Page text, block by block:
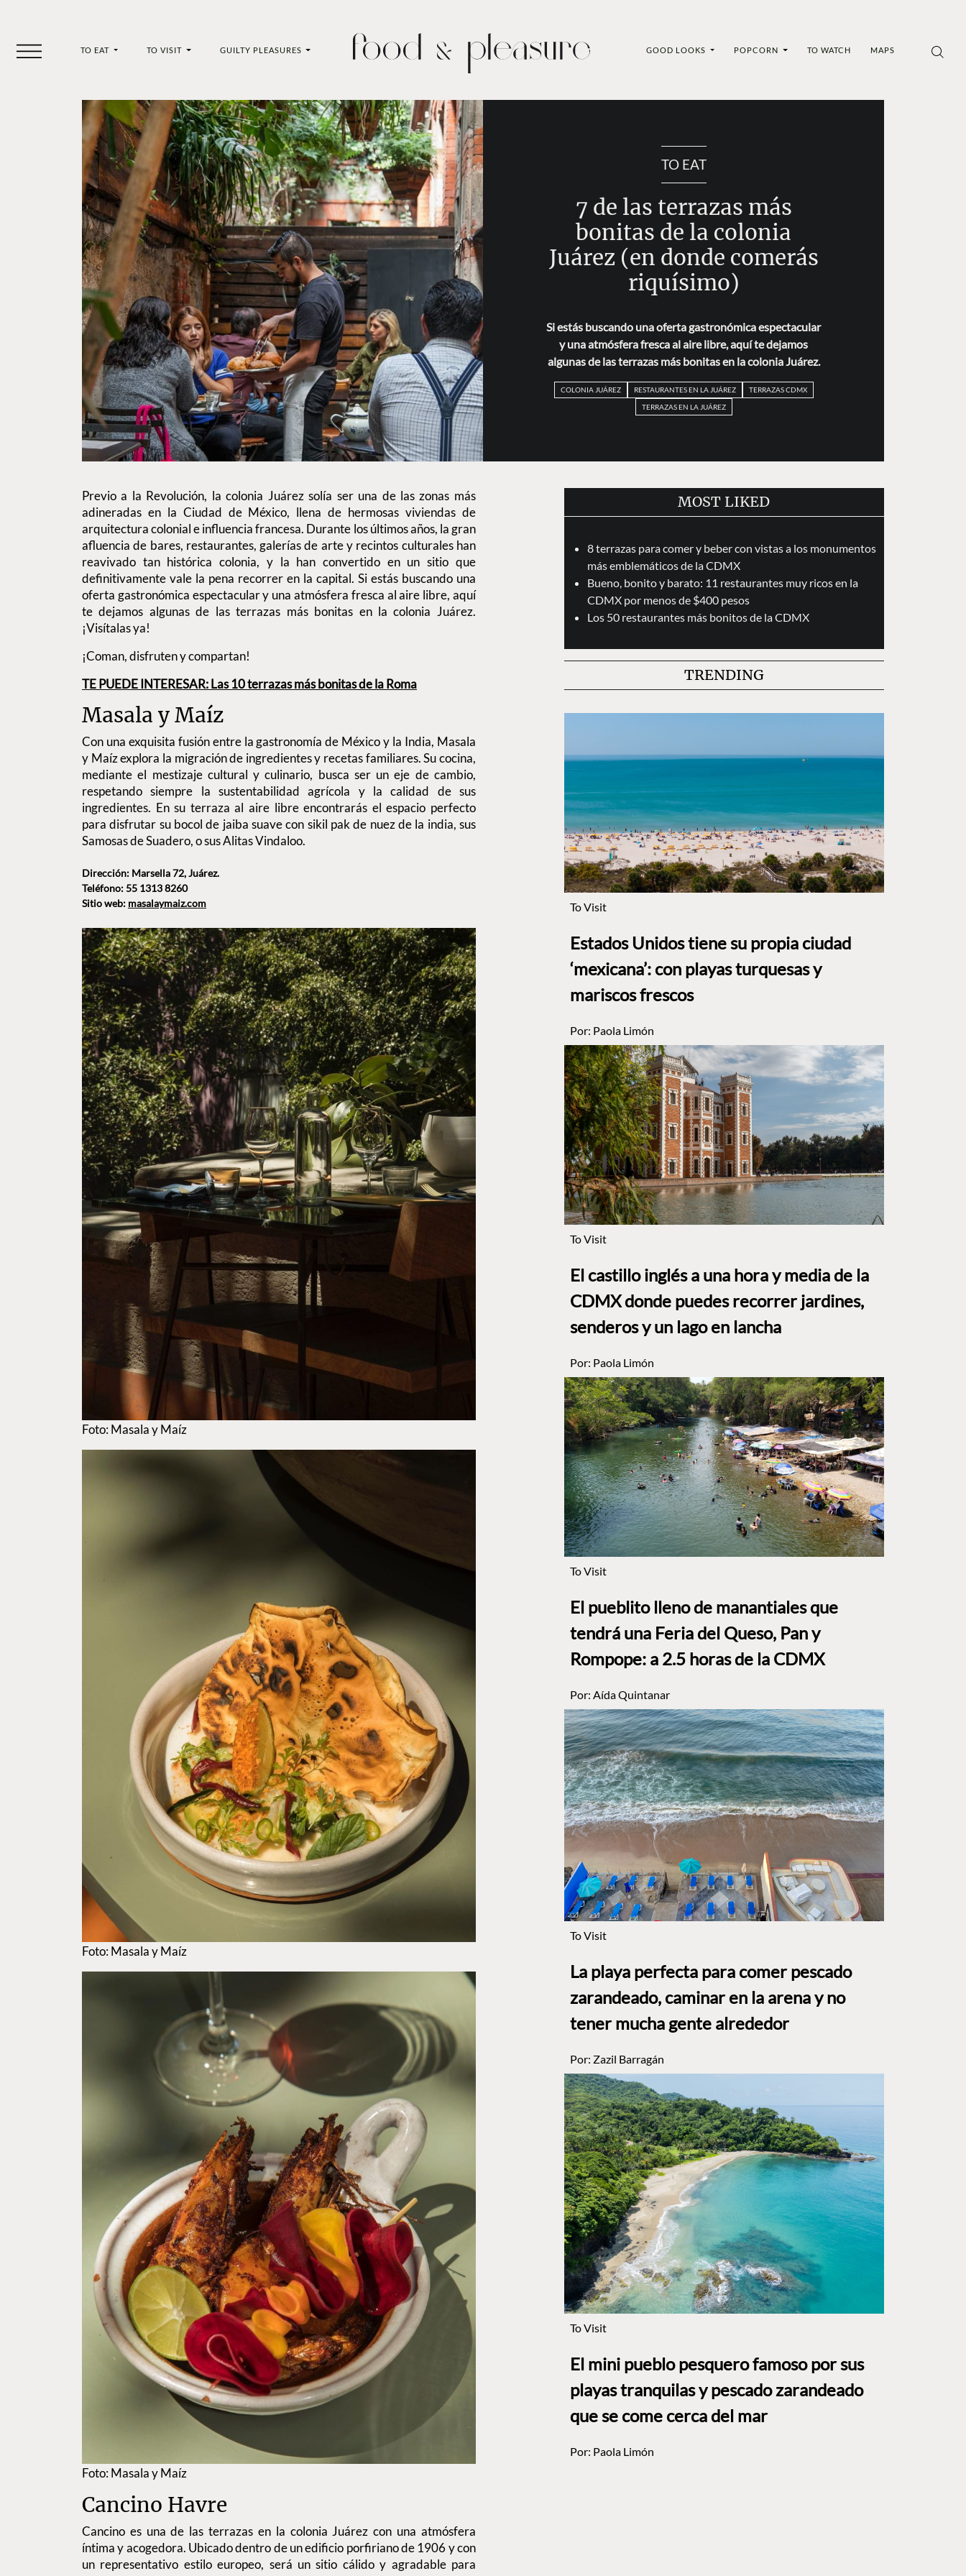
TO EAT TO VISIT GUILTY PLEASURES GOOD LOOKS POPCORN TO WATCH MAPS
TO EAT
7 de las terrazas más
bonitas de la colonia
Juárez (en donde comerás
riquísimo)
Si estás buscando una oferta gastronómica espectacular
y una atmósfera fresca al aire libre, aquí te dejamos
algunas de las terrazas más bonitas en la colonia Juárez.
COLONIA JUÁREZ RESTAURANTES EN LA JUÁREZ
TERRAZAS CDMX
TERRAZAS EN LA JUÁREZ
Previo a la Revolución, la colonia Juárez solía ser una de las zonas más
adineradas en la Ciudad de México, llena de hermosas viviendas de
arquitectura colonial e influencia francesa. Durante los últimos años, la gran
afluencia de bares, restaurantes, galerías de arte y recintos culturales han
reavivado tan histórica colonia, y la han convertido en un sitio que
definitivamente vale la pena recorrer en la capital. Si estás buscando una
oferta gastronómica espectacular y una atmósfera fresca al aire libre, aquí
te dejamos algunas de las terrazas más bonitas en la colonia Juárez.
¡Visítalas ya!
¡Coman, disfruten y compartan!
TE PUEDE INTERESAR: Las 10 terrazas más bonitas de la Roma
Masala y Maíz
Con una exquisita fusión entre la gastronomía de México y la India, Masala
y Maíz explora la migración de ingredientes y recetas familiares. Su cocina,
mediante el mestizaje cultural y culinario, busca ser un eje de cambio,
respetando siempre la sustentabilidad agrícola y la calidad de sus
ingredientes. En su terraza al aire libre encontrarás el espacio perfecto
para disfrutar su bocol de jaiba suave con sikil pak de nuez de la india, sus
Samosas de Suadero, o sus Alitas Vindaloo.
Dirección: Marsella 72, Juárez.
Teléfono: 55 1313 8260
Sitio web: masalaymaiz.com
Foto: Masala y Maíz
Foto: Masala y Maíz
Foto: Masala y Maíz
Cancino Havre
Cancino es una de las terrazas en la colonia Juárez con una atmósfera
íntima y acogedora. Ubicado dentro de un edificio porfiriano de 1906 y con
un representativo estilo europeo, será un sitio cálido y agradable para
MOST LIKED
8 terrazas para comer y beber con vistas a los monumentos
más emblemáticos de la CDMX
Bueno, bonito y barato: 11 restaurantes muy ricos en la
CDMX por menos de $400 pesos
Los 50 restaurantes más bonitos de la CDMX
TRENDING
To Visit
Estados Unidos tiene su propia ciudad
‘mexicana’: con playas turquesas y
mariscos frescos
Por: Paola Limón
To Visit
El castillo inglés a una hora y media de la
CDMX donde puedes recorrer jardines,
senderos y un lago en lancha
Por: Paola Limón
To Visit
El pueblito lleno de manantiales que
tendrá una Feria del Queso, Pan y
Rompope: a 2.5 horas de la CDMX
Por: Aída Quintanar
To Visit
La playa perfecta para comer pescado
zarandeado, caminar en la arena y no
tener mucha gente alrededor
Por: Zazil Barragán
To Visit
El mini pueblo pesquero famoso por sus
playas tranquilas y pescado zarandeado
que se come cerca del mar
Por: Paola Limón